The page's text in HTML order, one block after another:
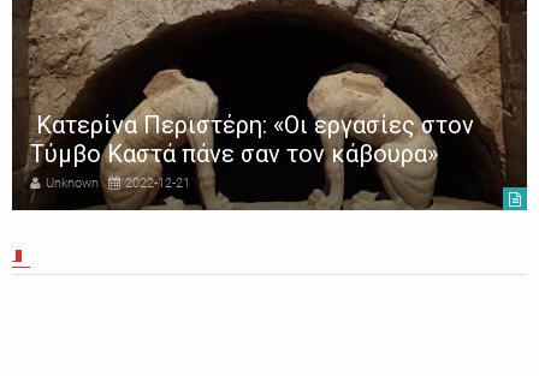
Κατερίνα Περιστέρη: «Οι εργασίες στον
Τύμβο Καστά πάνε σαν τον κάβουρα»
Unknown 2022-12-21